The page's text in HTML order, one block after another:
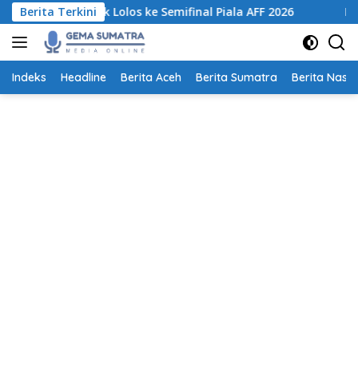
Langsung
ke
konten
Berita Terkini
Lolos ke Semifinal Piala AFF 2026 Pemprov
Indeks Headline Berita Aceh Berita Sumatra Berita